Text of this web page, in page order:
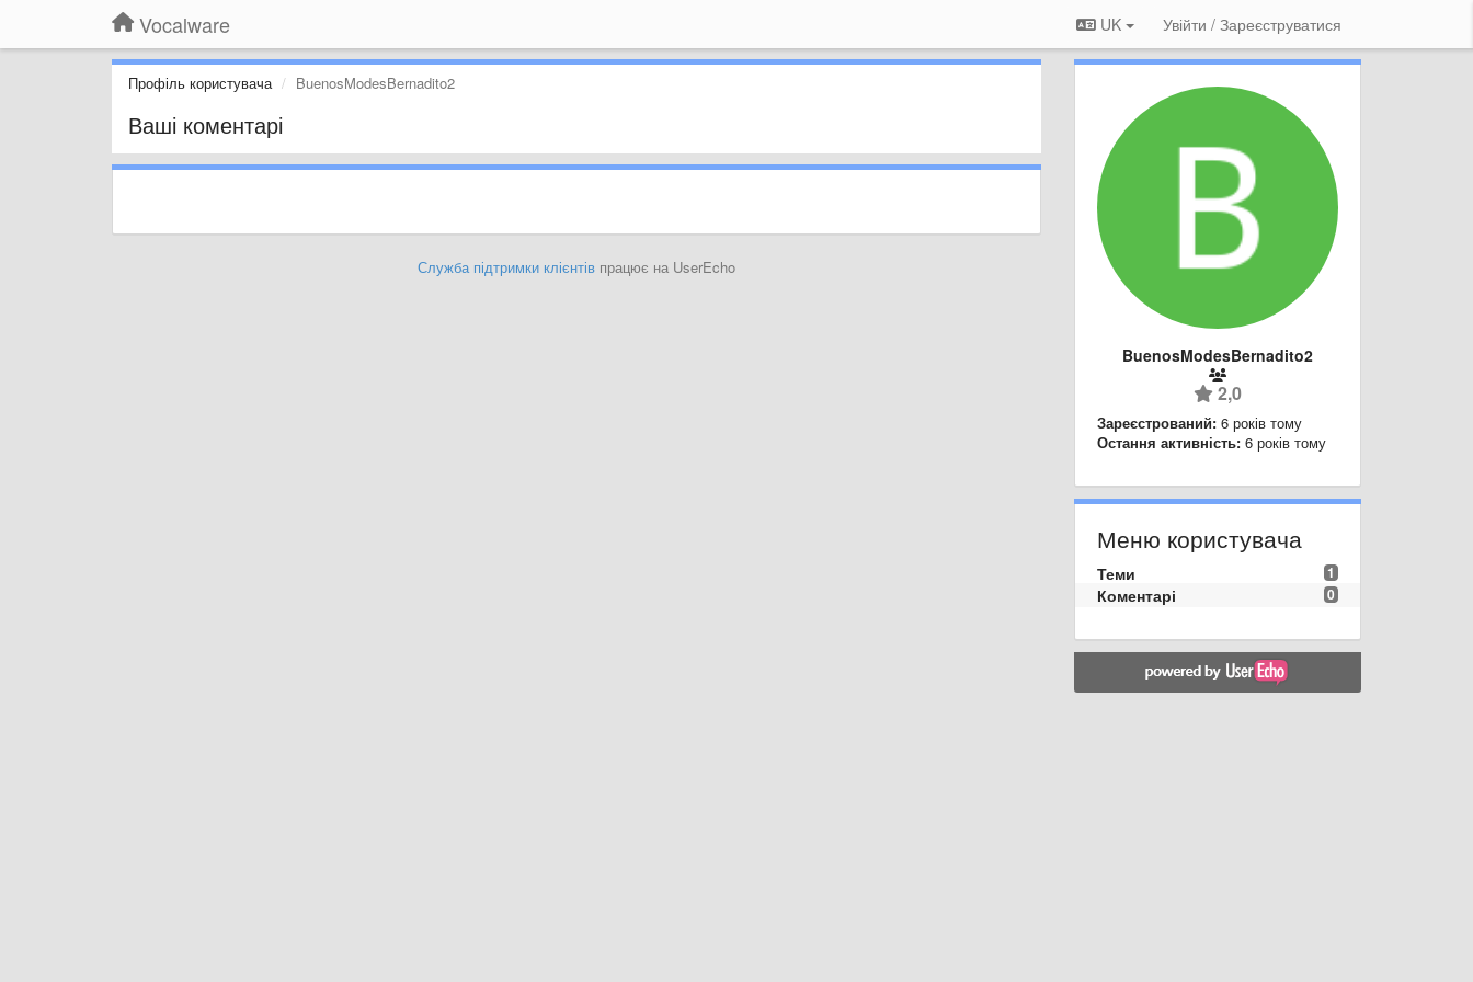
Vocalware UK Увійти / Зареєструватися
Профіль користувача BuenosModesBernadito2
Ваші коментарі
Служба підтримки клієнтівпрацює на UserEcho
BuenosModesBernadito2
2,0
Зареєстрований: 6 років тому
Остання активність: 6 років тому
Меню користувача
1
Теми
0
Коментарі